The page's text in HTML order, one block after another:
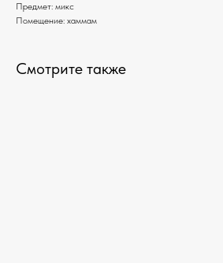
Предмет: микс
Помещение: хаммам
Смотрите также